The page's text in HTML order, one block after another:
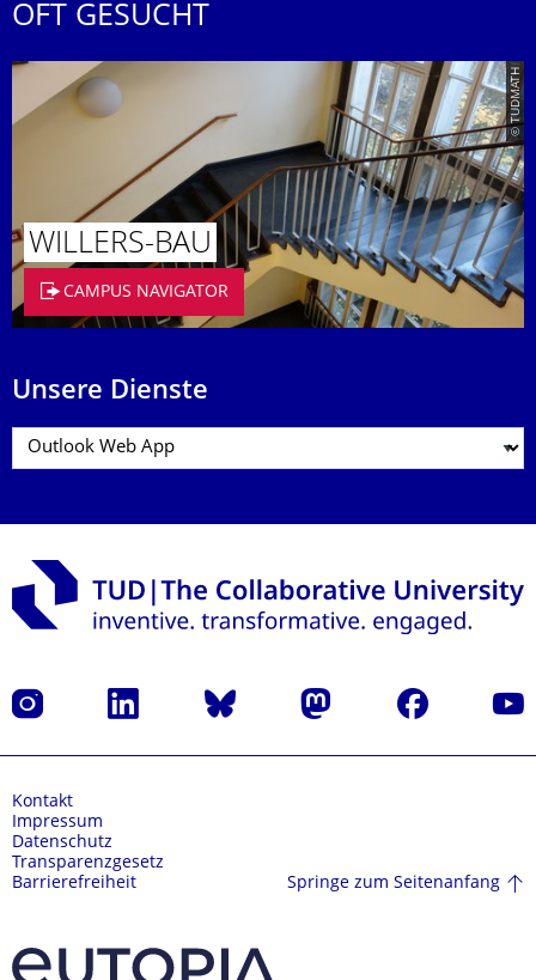
OFT GESUCHT
© TUDMATH
WILLERS-BAU
CAMPUS NAVIGATOR
Unsere Dienste
Instagram LinkedIn Bluesky Mastodon Facebook
Kontakt
Impressum
Datenschutz
Transparenzgesetz
Barrierefreiheit
Springe zum Seitenanfang